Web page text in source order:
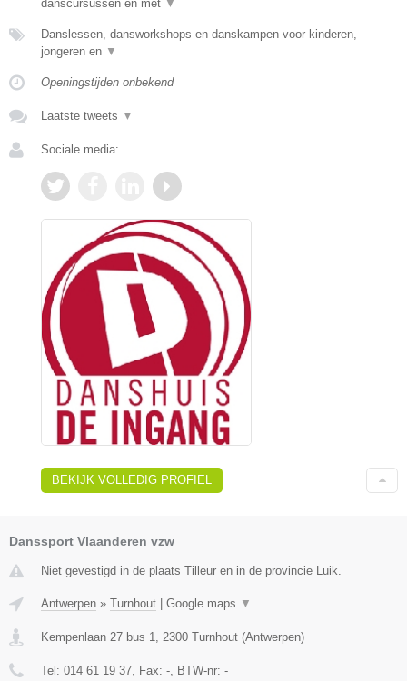
danscursussen en met ▼
Danslessen, dansworkshops en danskampen voor kinderen,
jongeren en ▼
Openingstijden onbekend
Laatste tweets ▼
Sociale media:
BEKIJK VOLLEDIG PROFIEL
Danssport Vlaanderen vzw
Niet gevestigd in de plaats Tilleur en in de provincie Luik.
Antwerpen » Turnhout Google maps ▼
Kempenlaan 27 bus 1 2300 Turnhout (Antwerpen)
Tel: 014 61 19 37 , Fax: - , BTW-nr: -